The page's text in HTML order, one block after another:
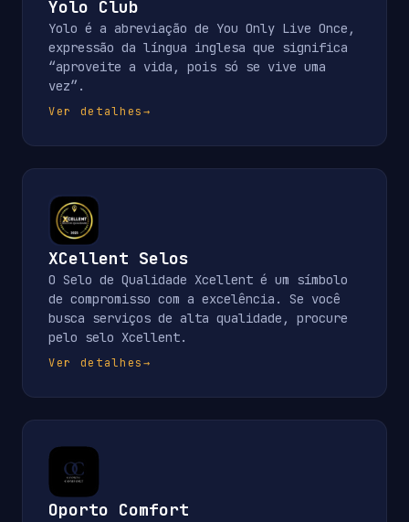
Yolo Club
Yolo é a abreviação de You Only Live Once,
expressão da língua inglesa que significa
“aproveite a vida, pois só se vive uma
vez”.
Ver detalhes→
XCellent Selos
O Selo de Qualidade Xcellent é um símbolo
de compromisso com a excelência. Se você
busca serviços de alta qualidade, procure
pelo selo Xcellent.
Ver detalhes→
Oporto Comfort